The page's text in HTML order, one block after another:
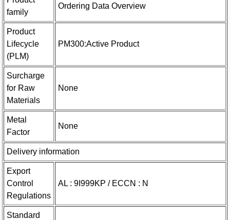
family
Ordering Data Overview
Product
Lifecycle
(PLM)
PM300:Active Product
Surcharge
for Raw
Materials
None
Metal
Factor
None
Delivery information
Export
Control
Regulations
AL : 9I999KP / ECCN : N
Standard